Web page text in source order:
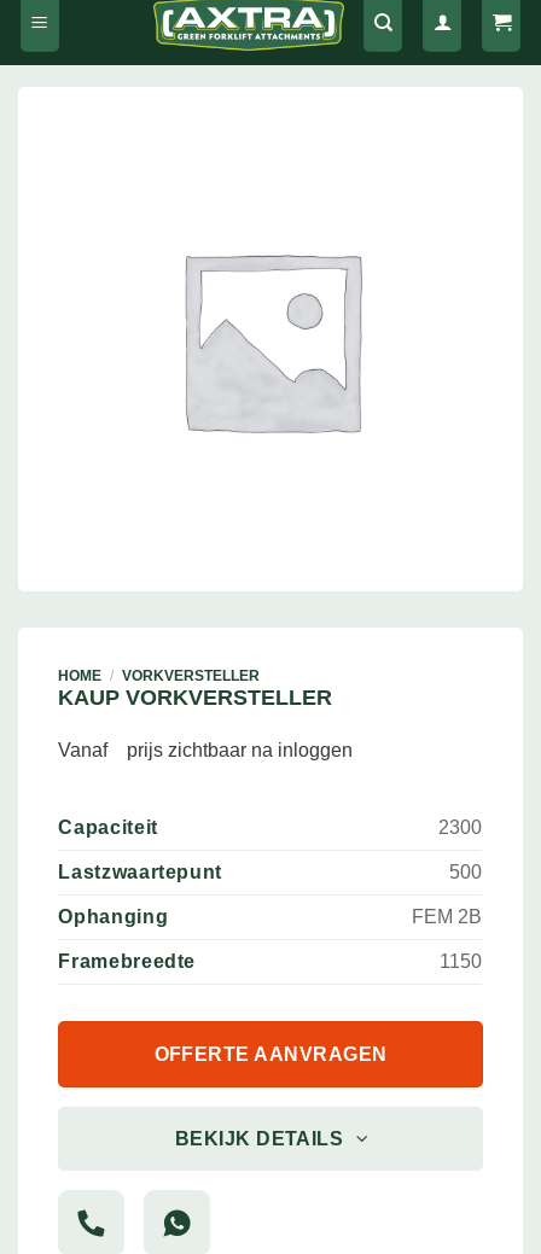
HOME / VORKVERSTELLER
KAUP VORKVERSTELLER
Vanaf prijs zichtbaar na inloggen
Capaciteit 2300
Lastzwaartepunt 500
Ophanging FEM 2B
Framebreedte 1150
OFFERTE AANVRAGEN
BEKIJK DETAILS